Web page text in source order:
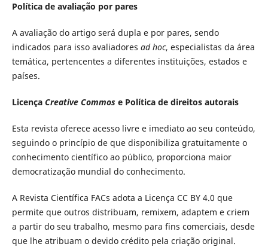
Política de avaliação por pares
A avaliação do artigo será dupla e por pares, sendo
indicados para isso avaliadores ad hoc, especialistas da área
temática, pertencentes a diferentes instituições, estados e
países.
Licença Creative Commose Política de direitos autorais
Esta revista oferece acesso livre e imediato ao seu conteúdo,
seguindo o princípio de que disponibiliza gratuitamente o
conhecimento científico ao público, proporciona maior
democratização mundial do conhecimento.
A Revista Científica FACs adota a Licença CC BY 4.0 que
permite que outros distribuam, remixem, adaptem e criem
a partir do seu trabalho, mesmo para fins comerciais, desde
que lhe atribuam o devido crédito pela criação original.